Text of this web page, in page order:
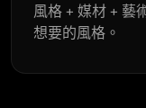
風格 + 媒材 + 藝
想要的風格。